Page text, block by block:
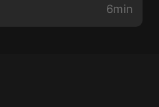
6min